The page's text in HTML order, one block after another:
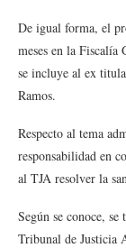
De igual forma, el
meses en la Fiscalía
se incluye al ex
Ramos.
Respecto al tema
responsabilidad en
al TJA resolver la
Según se conoce,
Tribunal de Justicia